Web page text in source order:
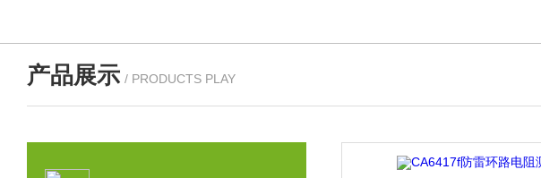
产品展示 / PRODUCTS PLAY